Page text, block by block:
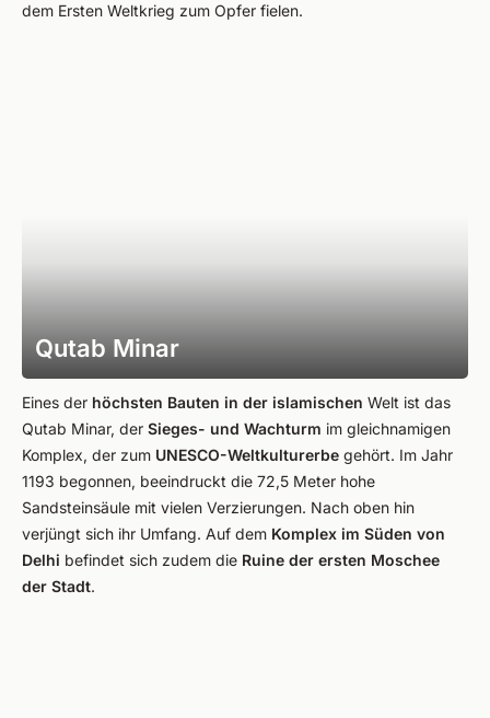
dem Ersten Weltkrieg zum Opfer fielen.
Qutab Minar
Eines der höchsten Bauten in der islamischen Welt ist das
Qutab Minar, der Sieges- und Wachturm im gleichnamigen
Komplex, der zum UNESCO-Weltkulturerbe gehört. Im Jahr
1193 begonnen, beeindruckt die 72,5 Meter hohe
Sandsteinsäule mit vielen Verzierungen. Nach oben hin
verjüngt sich ihr Umfang. Auf dem Komplex im Süden von
Delhi befindet sich zudem die Ruine der ersten Moschee
der Stadt.